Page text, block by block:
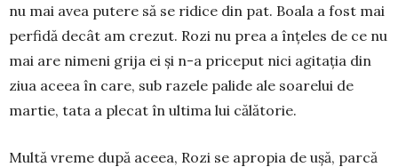
nu mai avea putere să se ridice din pat. Boala a fost mai
perfidă decât am crezut. Rozi nu prea a înțe­les de ce nu
mai are nimeni gri­ja ei și n-a priceput nici agi­tația din
ziua aceea în care, sub razele palide ale soarelui de
mar­tie, tata a plecat în ultima lui că­lătorie.
Multă vreme după aceea, Rozi se apropia de ușă, parcă